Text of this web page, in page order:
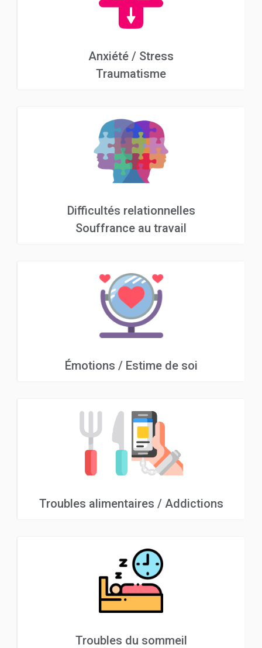
Anxiété / Stress
Traumatisme
Difficultés relationnelles
Souffrance au travail
Émotions / Estime de soi
Troubles alimentaires / Addictions
Troubles du sommeil